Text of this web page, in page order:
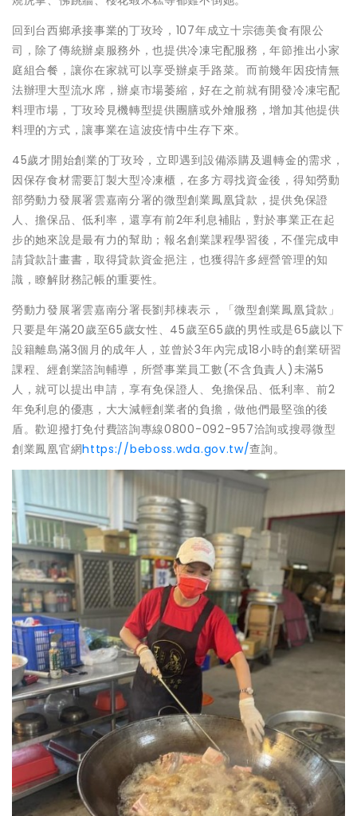
回到台西鄉承接事業的丁玫玲，107年成立十宗德美食有限公
司，除了傳統辦桌服務外，也提供冷凍宅配服務，年節推出小家
庭組合餐，讓你在家就可以享受辦桌手路菜。而前幾年因疫情無
法辦理大型流水席，辦桌市場萎縮，好在之前就有開發冷凍宅配
料理市場，丁玫玲見機轉型提供團膳或外燴服務，增加其他提供
料理的方式，讓事業在這波疫情中生存下來。
45歲才開始創業的丁玫玲，立即遇到設備添購及週轉金的需求，
因保存食材需要訂製大型冷凍櫃，在多方尋找資金後，得知勞動
部勞動力發展署雲嘉南分署的微型創業鳳凰貸款，提供免保證
人、擔保品、低利率，還享有前2年利息補貼，對於事業正在起
步的她來說是最有力的幫助；報名創業課程學習後，不僅完成申
請貸款計畫書，取得貸款資金挹注，也獲得許多經營管理的知
識，瞭解財務記帳的重要性。
勞動力發展署雲嘉南分署長劉邦棟表示，「微型創業鳳凰貸款」
只要是年滿20歲至65歲女性、45歲至65歲的男性或是65歲以下
設籍離島滿3個月的成年人，並曾於3年內完成18小時的創業研習
課程、經創業諮詢輔導，所營事業員工數(不含負責人)未滿5
人，就可以提出申請，享有免保證人、免擔保品、低利率、前2
年免利息的優惠，大大減輕創業者的負擔，做他們最堅強的後
盾。歡迎撥打免付費諮詢專線0800-092-957洽詢或搜尋微型
創業鳳凰官網https://beboss.wda.gov.tw/查詢。